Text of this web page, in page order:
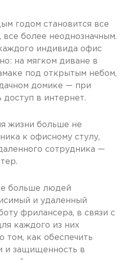
годом становится все
более неоднозначным.
индивида офис
на мягком диване в
под открытым небом,
домике — при
доступ в интернет.
жизни больше не
к офисному стулу,
сотрудника —
больше людей
и удаленный
фрилансера, в связи с
каждого из них
том, как обеспечить
и защищенность в